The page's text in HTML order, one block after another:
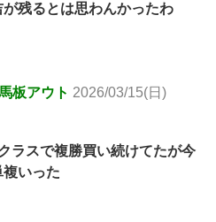
残るとは思わんかったわ
板アウト 2026/03/15(日)
ラスで複勝買い続けてたが今
複いった